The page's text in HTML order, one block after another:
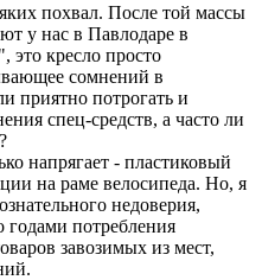
похвал. После той массы
у нас в Павлодаре в
это кресло просто
сомнений в
приятно потрогать и
спец-средств, а часто ли
напрягает - пластиковый
на раме велосипеда. Но, я
недоверия,
потребления
завозимых из мест,